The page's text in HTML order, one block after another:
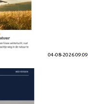
04-08-2026 09:09